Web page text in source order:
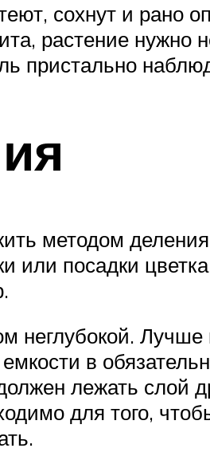
сохнут и рано
растение нужно
пристально
методом
посадки
неглубокой. Лучше
в
лежать слой
для того,